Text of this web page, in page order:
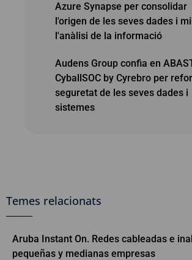
Azure Synapse per consolidar
l'origen de les seves dades i
l'anàlisi de la informació
Audens Group confia en
CyballSOC by Cyrebro per
seguretat de les seves dades i
sistemes
Temes relacionats
Aruba Instant On. Redes cableadas e
pequeñas y medianas empresas